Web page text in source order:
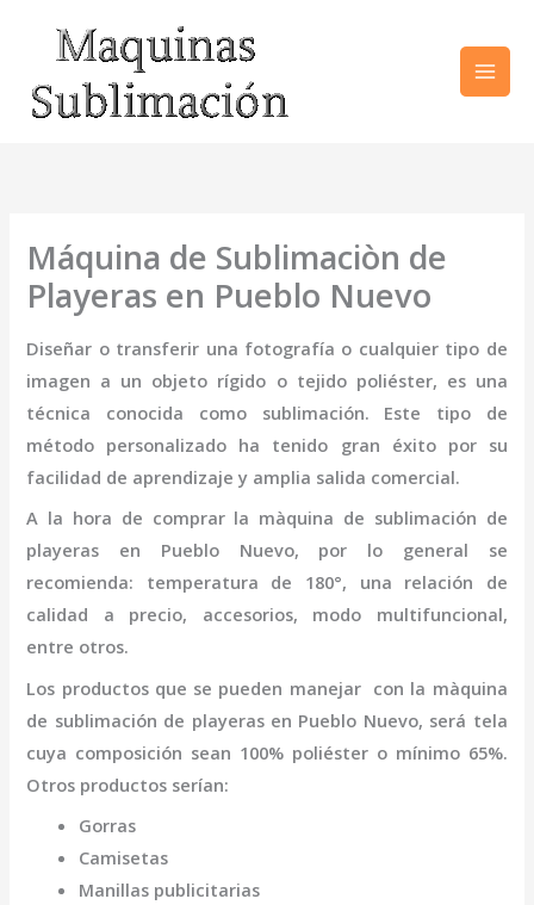
contenido
Máquina de Sublimaciòn de
Playeras en Pueblo Nuevo
Diseñar o transferir una fotografía o cualquier tipo de
imagen a un objeto rígido o tejido poliéster, es una
técnica conocida como sublimación. Este tipo de
método personalizado ha tenido gran éxito por su
facilidad de aprendizaje y amplia salida comercial.
A la hora de comprar la màquina de sublimación de
playeras
en Pueblo Nuevo, por lo general se
recomienda: temperatura de 180°, una relación de
calidad a precio, accesorios, modo multifuncional,
entre otros.
Los productos que se pueden manejar con la màquina
de sublimación de playeras en Pueblo Nuevo, será tela
cuya composición sean 100% poliéster o mínimo 65%.
Otros productos serían:
Gorras
Camisetas
Manillas publicitarias